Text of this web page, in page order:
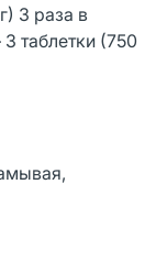
3 раза в
таблетки (750